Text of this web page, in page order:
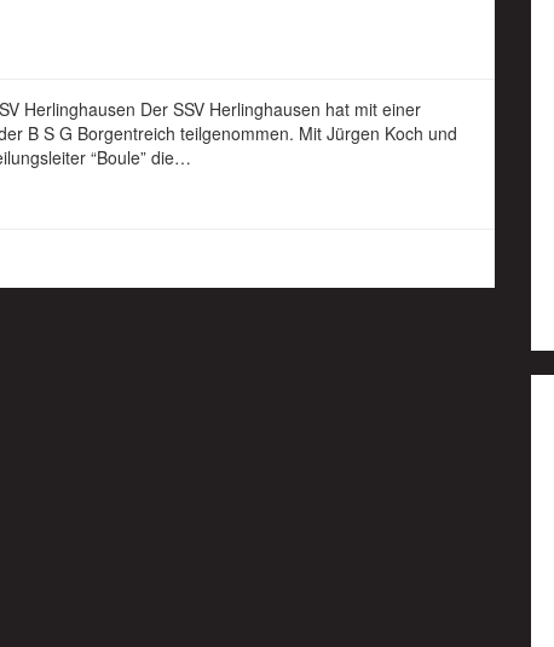
Herlinghausen Der SSV Herlinghausen hat mit einer
B S G Borgentreich teilgenommen. Mit Jürgen Koch und
“Boule” die…